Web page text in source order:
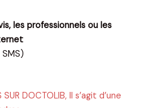
les professionnels ou les
DOCTOLIB, Il s’agit d’une